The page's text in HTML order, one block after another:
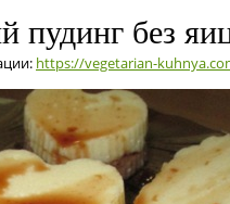
пудинг без
https://vegetarian-